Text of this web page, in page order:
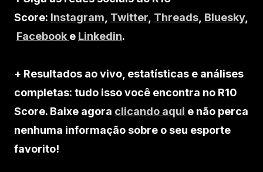
Score: Instagram, Twitter, Threads, Bluesky,
Facebook e Linkedin.
+ Resultados ao vivo, estatísticas e análises
completas: tudo isso você encontra no R10
Score. Baixe agora clicando aqui e não perca
nenhuma informação sobre o seu esporte
favorito!